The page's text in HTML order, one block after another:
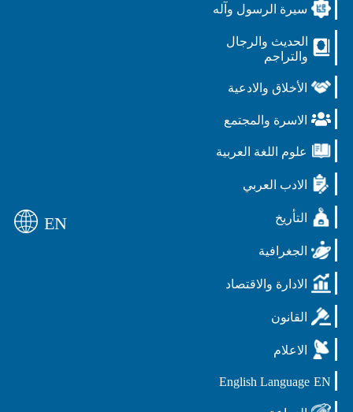
سيرة الرسول وآله
الحديث والرجال
والتراجم
الأخلاق والادعية
الاسرة والمجتمع
علوم اللغة العربية
الادب العربي
التأريخ
الجغرافية
الادارة والاقتصاد
القانون
الاعلام
EN
English Language
EN